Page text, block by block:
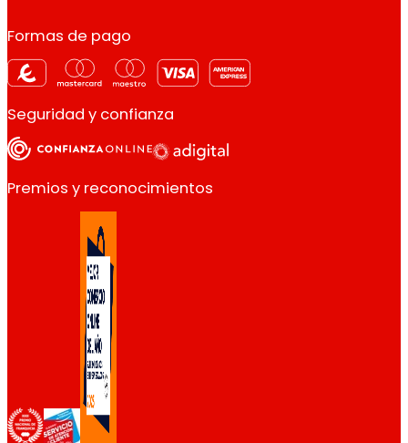
Formas de pago
Seguridad y confianza
Premios y reconocimientos